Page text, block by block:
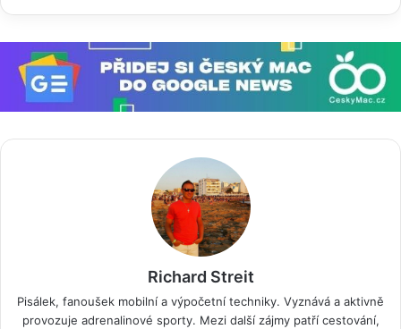
Richard Streit
Pisálek, fanoušek mobilní a výpočetní techniky. Vyznává a aktivně
provozuje adrenalinové sporty. Mezi další zájmy patří cestování,